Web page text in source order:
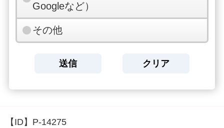
Googleなど）
その他
【ID】 P-14275